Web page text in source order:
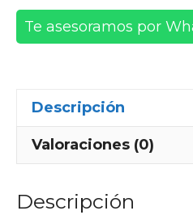
Te asesoramos por
Descripción
Valoraciones (0)
Descripción